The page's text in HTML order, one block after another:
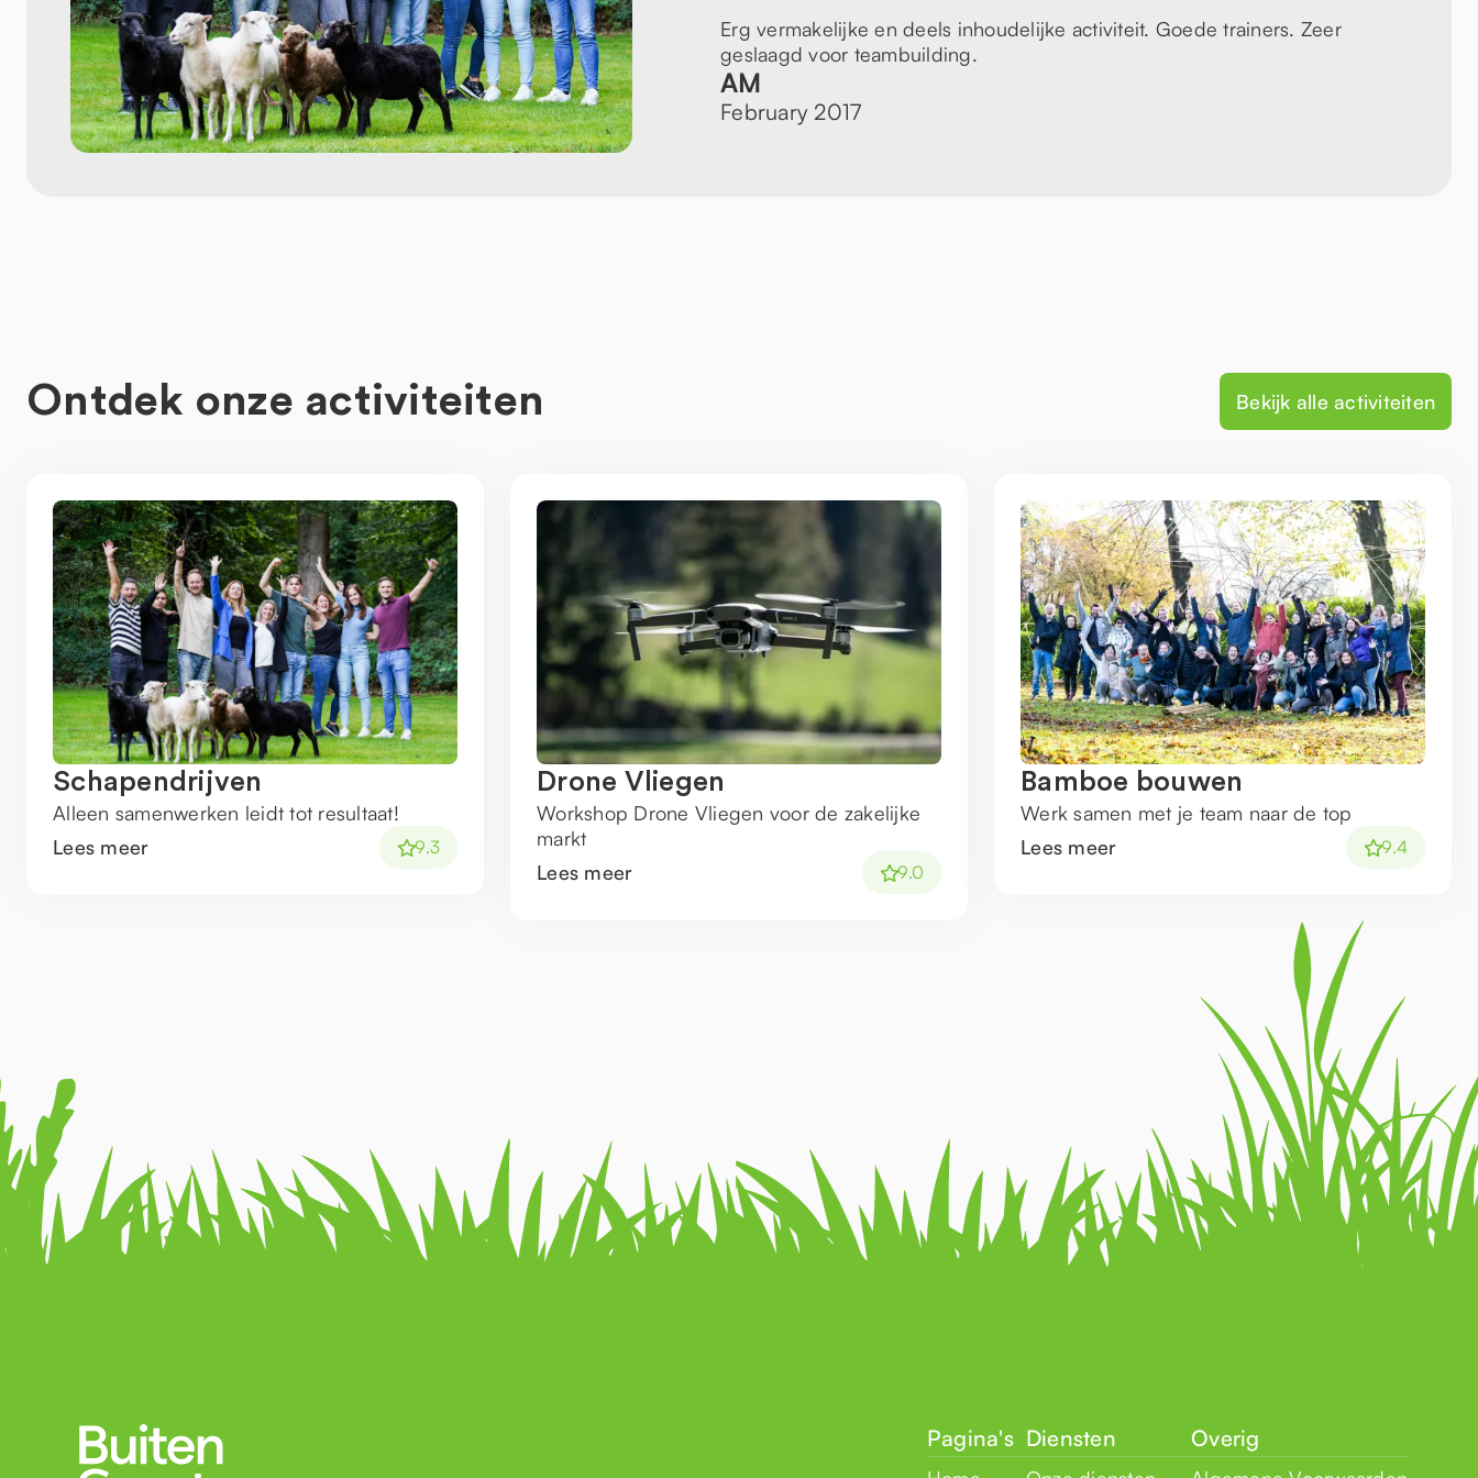
Erg vermakelijke en deels inhoudelijke activiteit. Goede trainers. Zeer
geslaagd voor teambuilding.
AM
February 2017
Ontdek onze activiteiten Bekijk alle activiteiten
Schapendrijven
Alleen samenwerken leidt tot resultaat!
Lees meer
9.3
Drone Vliegen
Workshop Drone Vliegen voor de zakelijke
markt
Lees meer
9.0
Bamboe bouwen
Werk samen met je team naar de top
Lees meer
9.4
Pagina's Diensten Overig